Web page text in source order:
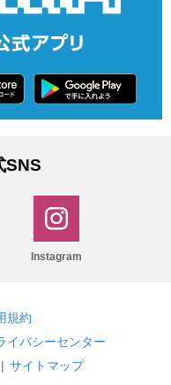
SNS
Instagram
規約
イバシーセンター
| サイトマップ